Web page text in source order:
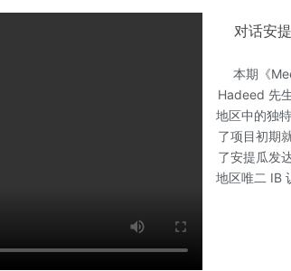
对话安
本期《
Hadeed 先
地区中的独
了项目初期
了安提瓜发
地区唯二 IB